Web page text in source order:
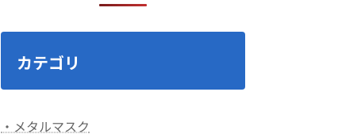
カテゴリ
・メタルマスク